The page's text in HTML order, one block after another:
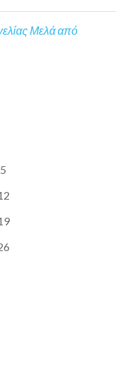
Μελά από
5